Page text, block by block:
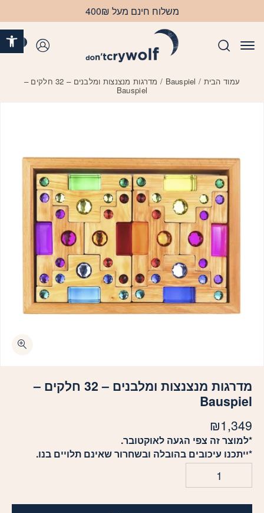
משלוח חינם מעל 400₪
עמוד הבית /
Bauspiel / מדרגות מנצנצות ומלבנים – 32 חלקים –
Bauspiel
מדרגות מנצנצות ומלבנים – 32 חלקים –
Bauspiel
₪1,349
*למוצר זה צפי הגעה לאוקטובר.
*ייתכנו עיכובים בהובלה ובשחרור שאינם תלויים בנו.